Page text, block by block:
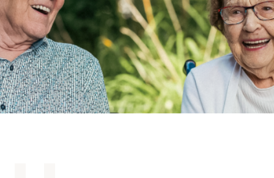
Ce qui est inclus
Votre appartement
Aires communes
Activités
Commerces intégrés
Services optionnels